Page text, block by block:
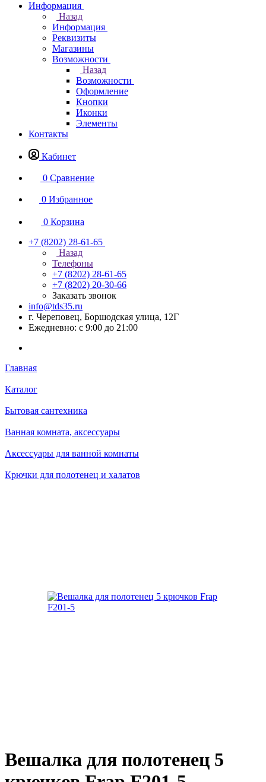
Информация
Назад
Информация
Реквизиты
Магазины
Возможности
Назад
Возможности
Оформление
Кнопки
Иконки
Элементы
Контакты
Кабинет
0 Сравнение
0 Избранное
0 Корзина
+7 (8202) 28‑61-65
Назад
Телефоны
+7 (8202) 28‑61-65
+7 (8202) 20‑30-66
Заказать звонок
info@tds35.ru
г. Череповец, Боршодская улица, 12Г
Ежедневно: с 9:00 до 21:00
Главная
Каталог
Бытовая сантехника
Ванная комната, аксессуары
Аксессуары для ванной комнаты
Крючки для полотенец и халатов
Вешалка для полотенец 5